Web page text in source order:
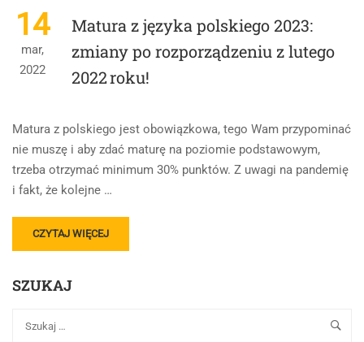
14
mar,
2022
Matura z języka polskiego 2023:
zmiany po rozporządzeniu z lutego
2022 roku!
Matura z polskiego jest obowiązkowa, tego Wam przypominać
nie muszę i aby zdać maturę na poziomie podstawowym,
trzeba otrzymać minimum 30% punktów. Z uwagi na pandemię
i fakt, że kolejne …
READ
MORE
MATURA
POLSKIEGO
CZYTAJ WIĘCEJ
SZUKAJ